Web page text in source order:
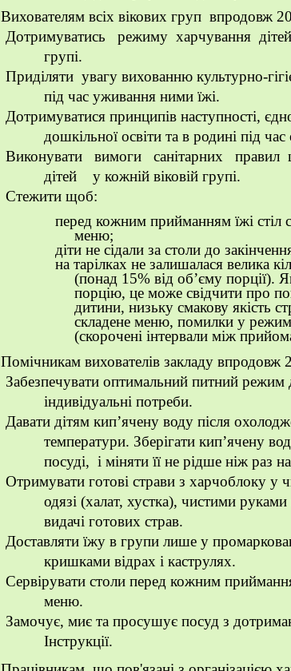
Вихователям всіх вікових груп впродовж
Дотримуватись режиму харчування
групі.
Приділяти увагу вихованню культурно-
під час уживання ними їжі.
Дотримуватися принципів наступності,
дошкільної освіти та в родині під час
Виконувати вимоги санітарних правил
дітей у кожній віковій групі.
Стежити щоб:
перед кожним прийманням їжі стіл
меню;
діти не сідали за столи до
на тарілках не залишалася велика
(понад 15% від об’єму порції).
порцію, це може свідчити про
дитини, низьку смакову якість
складене меню, помилки у
(скорочені інтервали між
Помічникам вихователів закладу впродовж
Забезпечувати оптимальний питний режим
індивідуальні потреби.
Давати дітям кип’ячену воду після
температури. Зберігати кип’ячену
посуді, і міняти її не рідше ніж раз
Отримувати готові страви з харчоблоку у
одязі (халат, хустка), чистими руками
видачі готових страв.
Доставляти їжу в групи лише у
кришками відрах і каструлях.
Сервірувати столи перед кожним
меню.
Замочує, миє та просушує посуд з
Інструкції.